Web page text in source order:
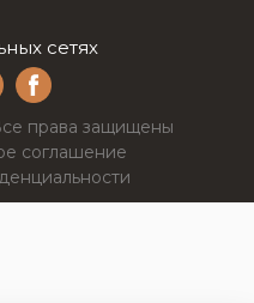
сетях
права защищены
соглашение